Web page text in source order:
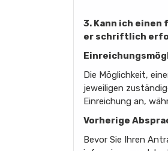
3. Kann ich
er schriftlich
Die Möglichkeit,
jeweiligen
Einreichung an,
Vorherige
Bevor Sie Ihren